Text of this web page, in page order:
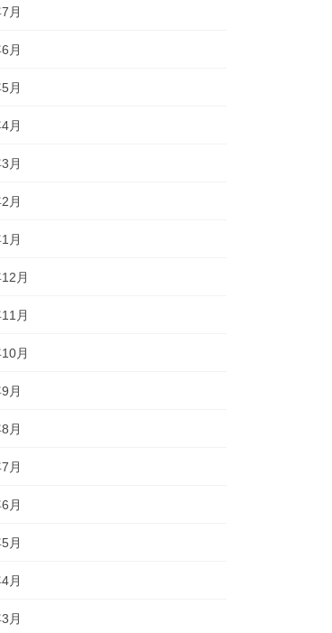
月
月
月
月
月
月
月
月
月
月
月
月
月
月
月
月
月